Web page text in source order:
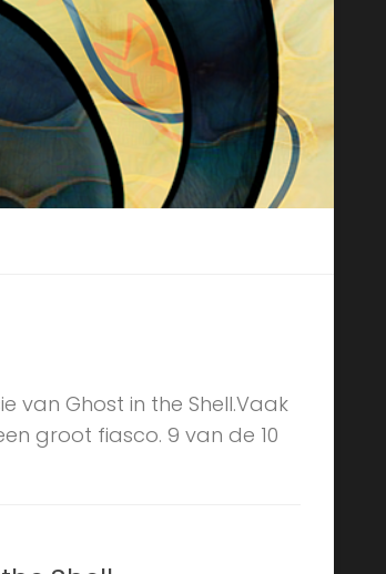
van Ghost in the Shell.Vaak
groot fiasco. 9 van de 10